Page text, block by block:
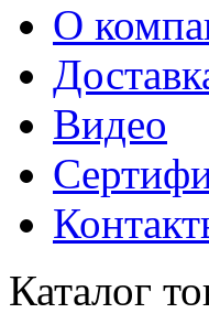
О
Видео
Каталог